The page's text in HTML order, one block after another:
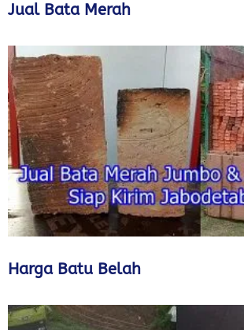
Jual Bata Merah
Harga Batu Belah